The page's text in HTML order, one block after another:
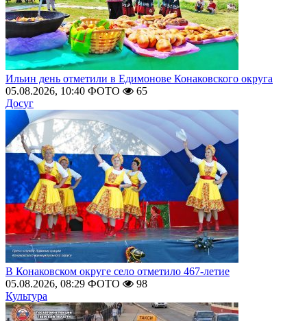
Ильин день отметили в Едимонове Конаковского округа
05.08.2026, 10:40 ФОТО
65
Досуг
В Конаковском округе село отметило 467-летие
05.08.2026, 08:29 ФОТО
98
Культура